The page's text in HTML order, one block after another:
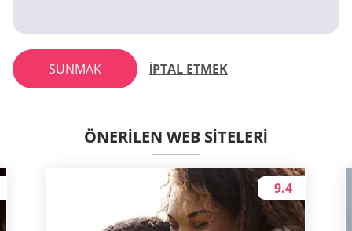
SUNMAK İPTAL ETMEK
ÖNERILEN WEB SITELERI
9.4